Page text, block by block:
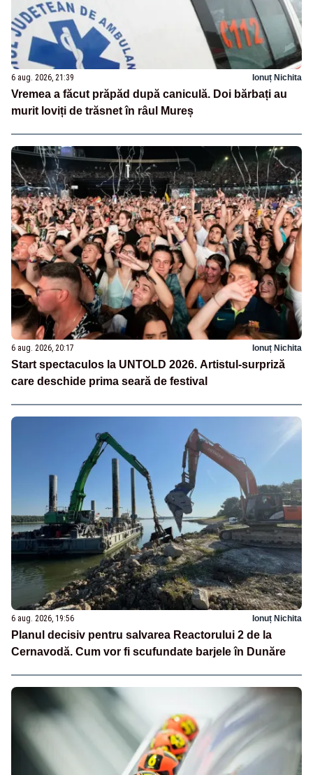
6 aug. 2026, 21:39 Ionuț Nichita
Vremea a făcut prăpăd după caniculă. Doi bărbați au
murit loviți de trăsnet în râul Mureș
6 aug. 2026, 20:17 Ionuț Nichita
Start spectaculos la UNTOLD 2026. Artistul-surpriză
care deschide prima seară de festival
6 aug. 2026, 19:56 Ionuț Nichita
Planul decisiv pentru salvarea Reactorului 2 de la
Cernavodă. Cum vor fi scufundate barjele în Dunăre